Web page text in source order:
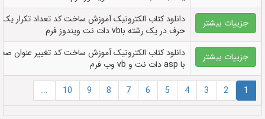
جزییات بیشتر
دانلود کتاب الکترونيک آموزش ساخت کد تعداد تکرار یک
حرف در یک رشته باvb دات نت ویندوز فرم
جزییات بیشتر
دانلود کتاب الکترونيک آموزش ساخت کد تغییر عنوان
با asp دات نت و vb وب فرم
1
2
3
4
5
6
7
8
9
10
...